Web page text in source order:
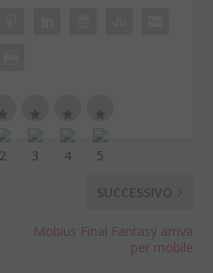
SUCCESSIVO
Mobius Final Fantasy arriva
per mobile